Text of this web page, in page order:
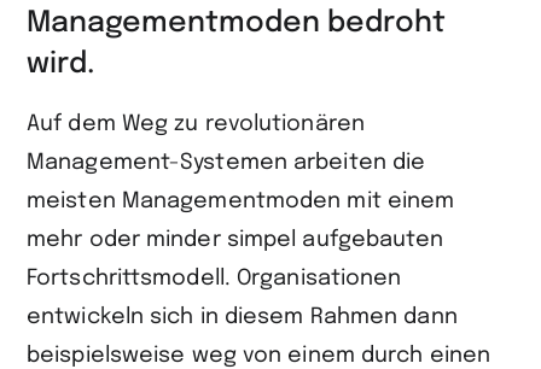
Managementmoden bedroht
wird.
Auf dem Weg zu revolutionären
Management-Systemen arbeiten die
meisten Managementmoden mit einem
mehr oder minder simpel aufgebauten
Fortschrittsmodell. Organisationen
entwickeln sich in diesem Rahmen dann
beispielsweise weg von einem durch einen